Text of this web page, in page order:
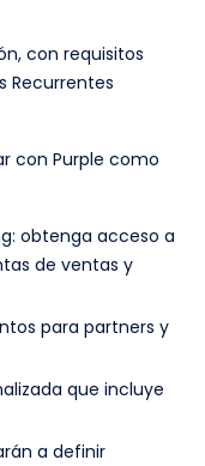
con requisitos
Recurrentes
con Purple como
obtenga acceso a
de ventas y
para partners y
que incluye
a definir